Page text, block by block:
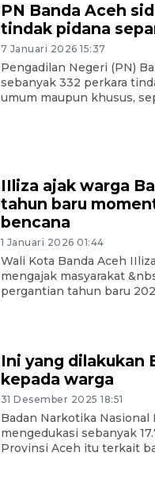
PN Banda Aceh
tindak pidana
7 Januari 2026 15:37
Pengadilan Negeri (PN)
sebanyak 332 perkara
umum maupun khusus,
IIliza ajak warga
tahun baru
bencana
1 Januari 2026 01:44
Wali Kota Banda Aceh
mengajak masyarakat
pergantian tahun baru
Ini yang dilakukan
kepada warga
31 Desember 2025 18:51
Badan Narkotika Nasional
mengedukasi sebanyak
Provinsi Aceh itu terkait